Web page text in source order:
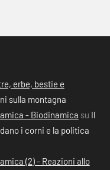
erbe, bestie e
sulla montagna
- Biodinamica su Il
i corni e la politica
(2) - Reazioni allo